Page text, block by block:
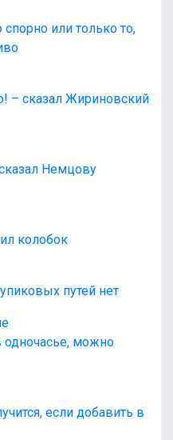
или только то,
– сказал Жириновский
Немцову
колобок
путей нет
одночасье, можно
если добавить в